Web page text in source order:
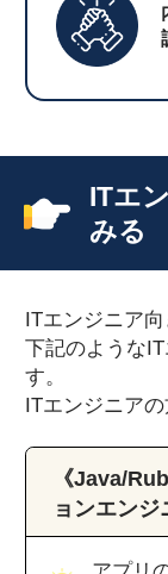
ITエ
みる
ITエンジニア
下記のような
す。
ITエンジニア
《Java/
ョンエンジ